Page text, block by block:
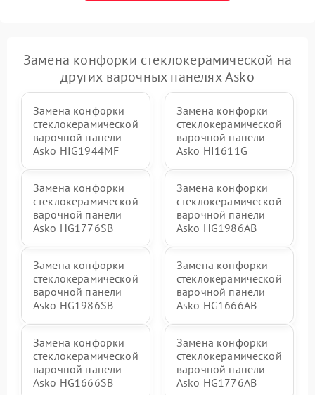
Замена конфорки стеклокерамической на
других варочных панелях Asko
Замена конфорки
стеклокерамической
варочной панели
Asko HIG1944MF
Замена конфорки
стеклокерамической
варочной панели
Asko HI1611G
Замена конфорки
стеклокерамической
варочной панели
Asko HG1776SB
Замена конфорки
стеклокерамической
варочной панели
Asko HG1986AB
Замена конфорки
стеклокерамической
варочной панели
Asko HG1986SB
Замена конфорки
стеклокерамической
варочной панели
Asko HG1666AB
Замена конфорки
стеклокерамической
варочной панели
Asko HG1666SB
Замена конфорки
стеклокерамической
варочной панели
Asko HG1776AB